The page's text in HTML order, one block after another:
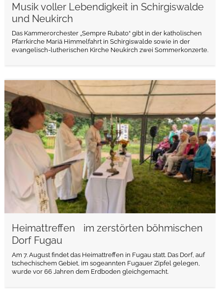
Musik voller Lebendigkeit in Schirgiswalde
und Neukirch
Das Kammerorchester „Sempre Rubato“ gibt in der katholischen
Pfarrkirche Mariä Himmelfahrt in Schirgiswalde sowie in der
evangelisch-lutherischen Kirche Neukirch zwei Sommerkonzerte.
Heimattreffen im zerstörten böhmischen
Dorf Fugau
Am 7. August findet das Heimattreffen in Fugau statt. Das Dorf, auf
tschechischem Gebiet, im sogeannten Fugauer Zipfel gelegen,
wurde vor 66 Jahren dem Erdboden gleichgemacht.
weiterlesen